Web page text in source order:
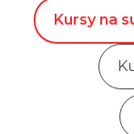
Kursy na